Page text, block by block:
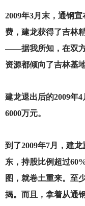
2009年3月末，通钢
费，建龙获得了吉林
——据我所知，在双方
资源都倾向了吉林基地
建龙退出后的2009年
6000万元。
到了2009年7月，建
东，持股比例超过
图，就卷土重来。至
揭。而且，拿着从通